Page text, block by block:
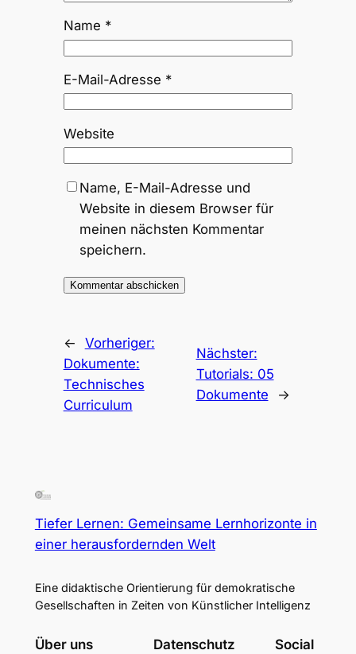
Name *
E-Mail-Adresse *
Website
Name, E-Mail-Adresse und
Website in diesem Browser für
meinen nächsten Kommentar
speichern.
←
Vorheriger:
Dokumente:
Technisches
Curriculum
Nächster:
Tutorials: 05
Dokumente
→
Tiefer Lernen: Gemeinsame Lernhorizonte in
einer herausfordernden Welt
Eine didaktische Orientierung für demokratische
Gesellschaften in Zeiten von Künstlicher Intelligenz
Über uns Datenschutz Social